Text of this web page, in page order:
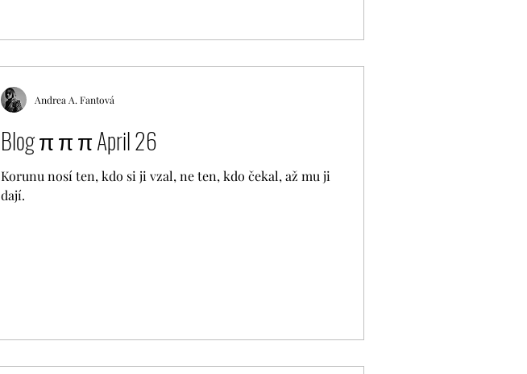
Blog π π π April 26
Korunu nosí ten, kdo si ji vzal, ne ten, kdo čekal, až mu ji
dají.
Andrea A. Fantová